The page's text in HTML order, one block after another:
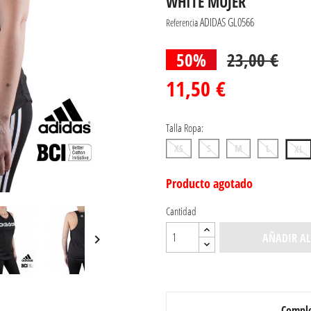

ReferenciaADIDAS GL0566
50% 23,00 €
11,50 €
Talla Ropa:
XS S M L XL
Producto agotado
Cantidad
AÑADIR